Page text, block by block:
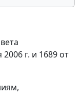
г. и 1689 от